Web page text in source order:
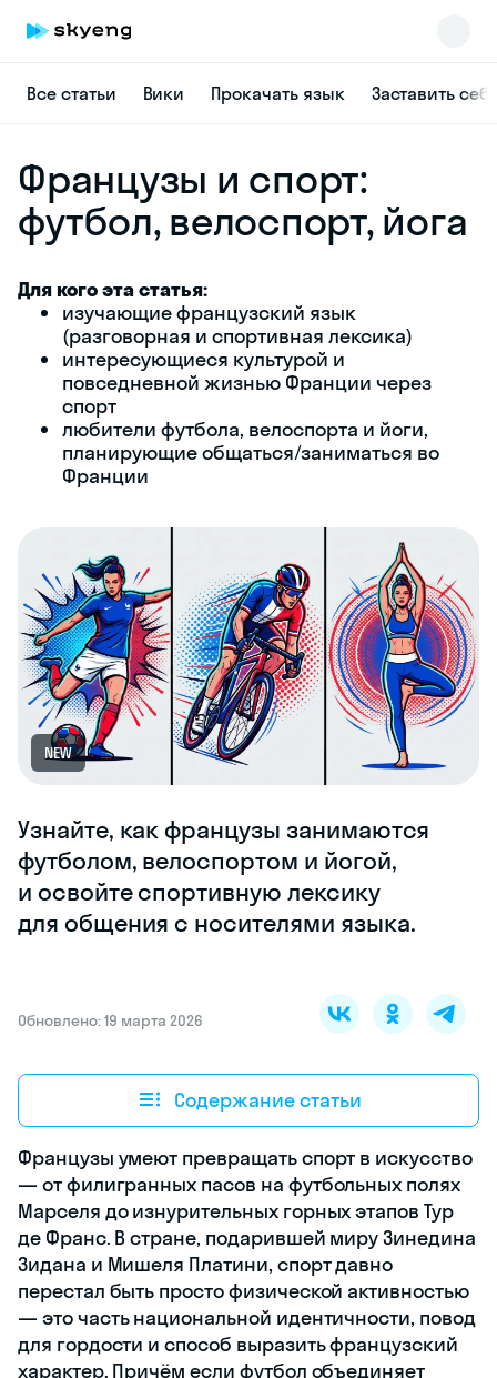
Все статьи Вики Прокачать язык Заставить
Французы и спорт:
футбол, велоспорт, йога
Для кого эта статья:
изучающие французский язык
(разговорная и спортивная лексика)
интересующиеся культурой и
повседневной жизнью Франции через
спорт
любители футбола, велоспорта и йоги,
планирующие общаться/заниматься во
Франции
NEW
Узнайте, как французы занимаются
футболом, велоспортом и йогой,
и освойте спортивную лексику
для общения с носителями языка.
Обновлено: 19 марта 2026
Содержание статьи
Французы умеют превращать спорт в искусство
— от филигранных пасов на футбольных полях
Марселя до изнурительных горных этапов Тур
де Франс. В стране, подарившей миру Зинедина
Зидана и Мишеля Платини, спорт давно
перестал быть просто физической активностью
— это часть национальной идентичности, повод
для гордости и способ выразить французский
характер. Причём если футбол объединяет
Skyeng Chat
online